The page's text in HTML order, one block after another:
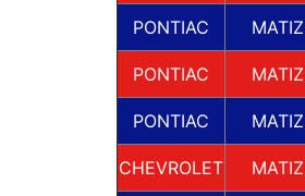
PONTIAC MATIZ
PONTIAC MATIZ
PONTIAC MATIZ
CHEVROLET MATIZ